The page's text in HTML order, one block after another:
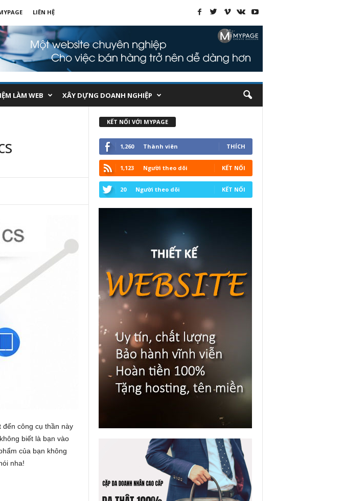
LIÊN HỆ
LÀM WEB XÂY DỰNG DOANH NGHIỆP
công cụ thần này
biết là bạn vào
của bạn không
nha!
KẾT NỐI VỚI MYPAGE
1,260 Thành viên THÍCH
1,123 Người theo dõi KẾT NỐI
20 Người theo dõi KẾT NỐI